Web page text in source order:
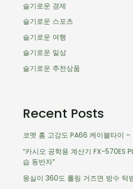
슬기로운 경제
슬기로운 스포츠
슬기로운 여행
슬기로운 일상
슬기로운 추전상품
Recent Posts
코멧 홈 고강도 PA66 케이블타이 –
“카시오 공학용 계산기 FX-570ES
습 동반자”
몽실이 360도 롤링 거즈면 방수 턱